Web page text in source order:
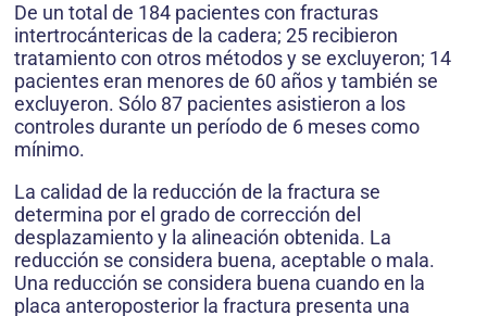
De un total de 184 pacientes con fracturas
intertrocántericas de la cadera; 25 recibieron
tratamiento con otros métodos y se excluyeron; 14
pacientes eran menores de 60 años y también se
excluyeron. Sólo 87 pacientes asistieron a los
controles durante un período de 6 meses como
mínimo.
La calidad de la reducción de la fractura se
determina por el grado de corrección del
desplazamiento y la alineación obtenida. La
reducción se considera buena, aceptable o mala.
Una reducción se considera buena cuando en la
placa anteroposterior la fractura presenta una